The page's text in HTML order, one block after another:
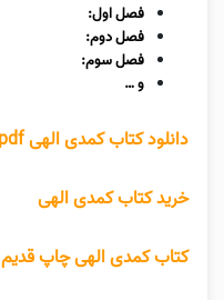
فصل اول:
فصل دوم:
فصل سوم:
و …
دانلود کتاب کمدی الهی pdf
خرید کتاب کمدی الهی
کتاب کمدی الهی چاپ قدیم